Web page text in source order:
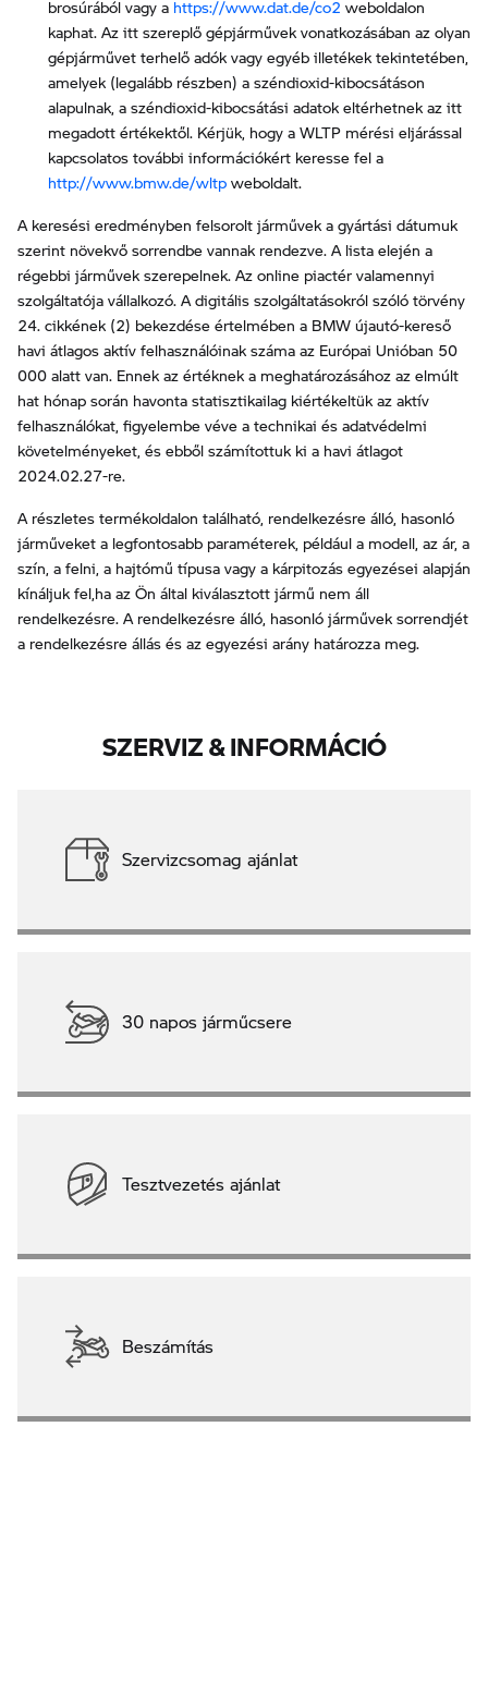
brosúrából vagy a https://www.dat.de/co2 weboldalon
kaphat. Az itt szereplő gépjárművek vonatkozásában az olyan
gépjárművet terhelő adók vagy egyéb illetékek tekintetében,
amelyek (legalább részben) a széndioxid-kibocsátáson
alapulnak, a széndioxid-kibocsátási adatok eltérhetnek az itt
megadott értékektől. Kérjük, hogy a WLTP mérési eljárással
kapcsolatos további információkért keresse fel a
http://www.bmw.de/wltpweboldalt.
A keresési eredményben felsorolt járművek a gyártási dátumuk
szerint növekvő sorrendbe vannak rendezve. A lista elején a
régebbi járművek szerepelnek. Az online piactér valamennyi
szolgáltatója vállalkozó. A digitális szolgáltatásokról szóló törvény
24. cikkének (2) bekezdése értelmében a BMW újautó-kereső
havi átlagos aktív felhasználóinak száma az Európai Unióban 50
000 alatt van. Ennek az értéknek a meghatározásához az elmúlt
hat hónap során havonta statisztikailag kiértékeltük az aktív
felhasználókat, figyelembe véve a technikai és adatvédelmi
követelményeket, és ebből számítottuk ki a havi átlagot
2024.02.27-re.
A részletes termékoldalon található, rendelkezésre álló, hasonló
járműveket a legfontosabb paraméterek, például a modell, az ár, a
szín, a felni, a hajtómű típusa vagy a kárpitozás egyezései alapján
kínáljuk fel,ha az Ön által kiválasztott jármű nem áll
rendelkezésre. A rendelkezésre álló, hasonló járművek sorrendjét
a rendelkezésre állás és az egyezési arány határozza meg.
SZERVIZ & INFORMÁCIÓ
Szervizcsomag ajánlat
30 napos járműcsere
Tesztvezetés ajánlat
Beszámítás